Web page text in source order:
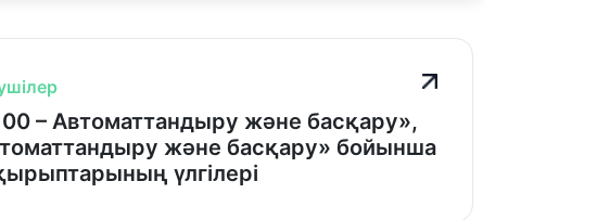
– Автоматтандыру және басқару»,
және басқару» бойынша
үлгілері